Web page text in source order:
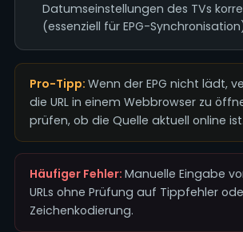
Datumseinstellungen des TVs
(essenziell für EPG-
Pro-Tipp: Wenn der EPG nicht lädt,
die URL in einem Webbrowser zu
prüfen, ob die Quelle aktuell online ist.
Häufiger Fehler: Manuelle Eingabe
URLs ohne Prüfung auf Tippfehler
Zeichenkodierung.